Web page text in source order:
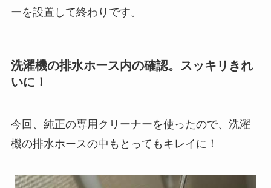
ーを設置して終わりです。
洗濯機の排水ホース内の確認。スッキリきれ
いに！
今回、純正の専用クリーナーを使ったので、洗濯
機の排水ホースの中もとってもキレイに！